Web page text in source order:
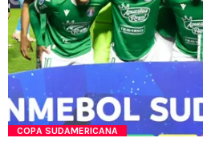
COPA SUDAMERICANA